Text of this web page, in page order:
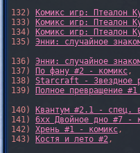
132)
Комикс игр: Птеалон
133)
Комикс игр: Птеалон
134)
Комикс игр: Птеалон
135) Энни: случайное
136) Энни: случайное
137)
По фану #2 - комикс,
138) Starcraft - Звездное
139)
Полное превращение
140)
Квантум #2.1 - спец.
141) 6xx Двойное дно #7 -
142) Хрень #1 - комикс,
143)
Костя и лето #2,